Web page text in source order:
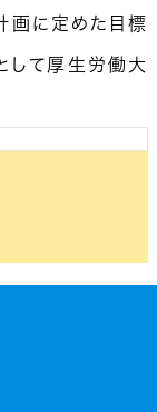
画に定めた目標
して厚生労働大